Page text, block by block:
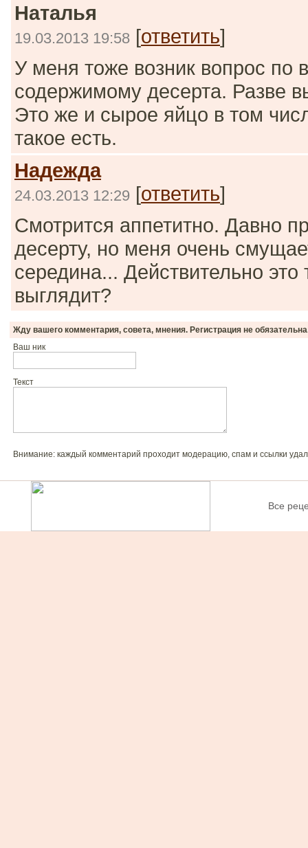
Наталья
19.03.2013 19:58 [ответить]
У меня тоже возник вопрос по
содержимому десерта. Разве
Это же и сырое яйцо в том
такое есть.
Надежда
24.03.2013 12:29 [ответить]
Смотрится аппетитно. Давно
десерту, но меня очень
середина... Действительно это
выглядит?
Жду вашего комментария, совета, мнения. Регистрация не
Ваш ник
Текст
Внимание: каждый комментарий проходит модерацию, спам и ссылки
Все